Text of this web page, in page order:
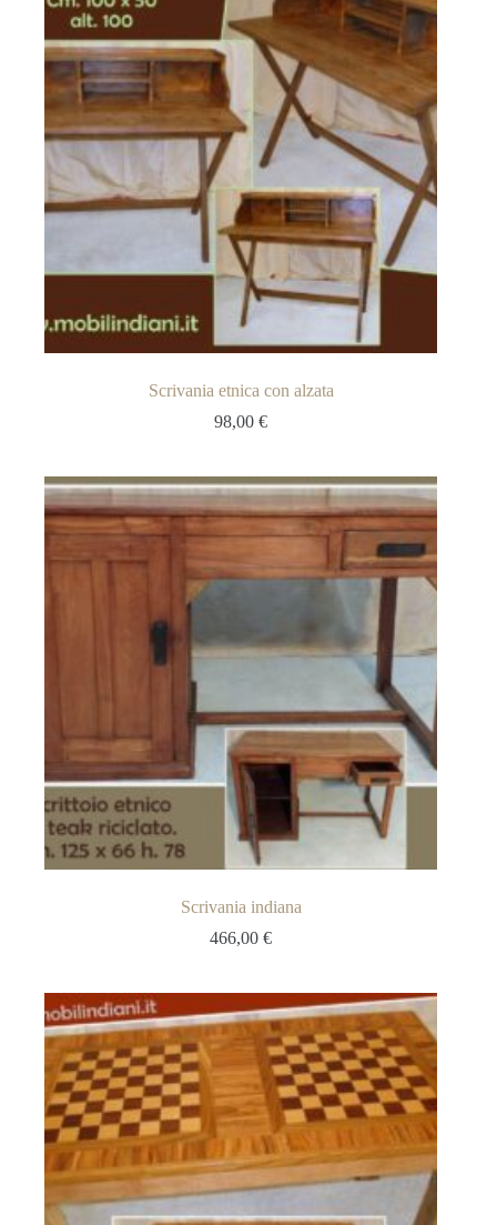
Scrivania etnica con alzata
98,00€
Scrivania indiana
466,00€